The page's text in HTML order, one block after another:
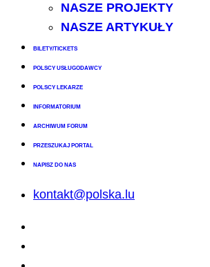
NASZE PROJEKTY
NASZE ARTYKUŁY
BILETY/TICKETS
POLSCY USŁUGODAWCY
POLSCY LEKARZE
INFORMATORIUM
ARCHIWUM FORUM
PRZESZUKAJ PORTAL
NAPISZ DO NAS
kontakt@polska.lu